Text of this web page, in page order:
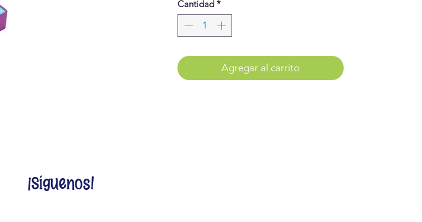
colores, motor grueso, y más.
Cantidad *
Agregar al carrito
¡Síguenos!